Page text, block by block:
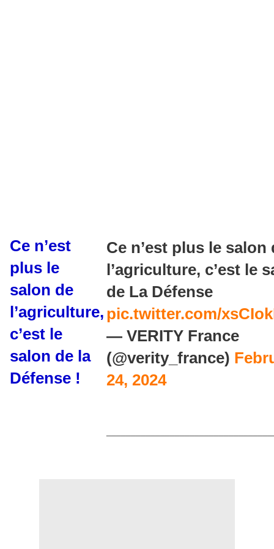
Ce n’est
plus le
salon de
l’agriculture,
c’est le
salon de la
Défense !
Ce n’est plus le salon
l’agriculture, c’est le
de La Défense
pic.twitter.com/
— VERITY France
(@verity_france)
24, 2024